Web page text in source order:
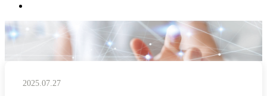
2025.07.27